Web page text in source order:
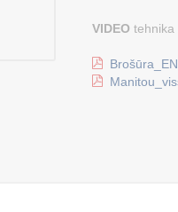
VIDEO tehnika